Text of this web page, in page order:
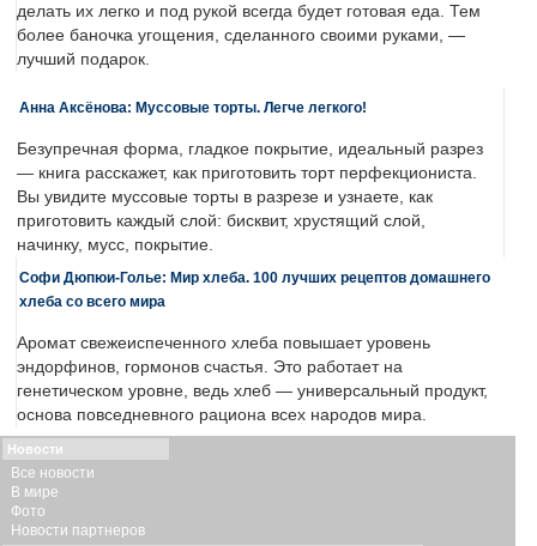
делать их легко и под рукой всегда будет готовая еда. Тем
более баночка угощения, сделанного своими руками, —
лучший подарок.
Анна Аксёнова: Муссовые торты. Легче легкого!
Безупречная форма, гладкое покрытие, идеальный разрез
— книга расскажет, как приготовить торт перфекциониста.
Вы увидите муссовые торты в разрезе и узнаете, как
приготовить каждый слой: бисквит, хрустящий слой,
начинку, мусс, покрытие.
Софи Дюпюи-Голье: Мир хлеба. 100 лучших рецептов домашнего
хлеба со всего мира
Аромат свежеиспеченного хлеба повышает уровень
эндорфинов, гормонов счастья. Это работает на
генетическом уровне, ведь хлеб — универсальный продукт,
основа повседневного рациона всех народов мира.
Новости
Все новости
В мире
Фото
Новости партнеров